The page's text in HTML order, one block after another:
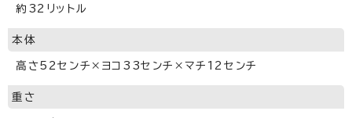
約32リットル
本体
高さ52センチ×ヨコ33センチ×マチ12センチ
重さ